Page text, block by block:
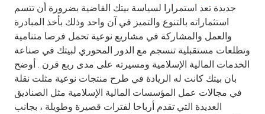
جديدة تعد استمرارا لسياسة بيتك القاضية بضرورة أن تتسم
استثماراته بالتنوع والتميز في آن واحد وذلك بأخذ المبادرة
والعمل والمشاركة في مشاريع نوعية تحمل فرصا متنامية
وتطلعات مستقبلية تنسجم مع الدور المحوري لبيتك في صناعة
الخدمات المالية الإسلامية ومسيرته على مدى ربع قرن . أوضح
بان بيتك كانت له الريادة في طرح منتجات نوعية مثلت نقلة
في مجالات عمل المؤسسات المالية الإسلامية مثل الصناديق
العديدة التي تقدم أرباحا لفترات قصيرة وطويلة ، بجانب